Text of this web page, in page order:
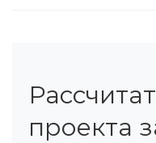
проекта